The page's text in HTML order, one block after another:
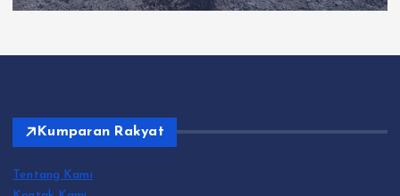
Kumparan Rakyat
Tentang Kami